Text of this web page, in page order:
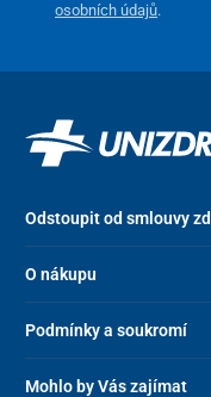
osobních údajů.
Odstoupit od smlouvy
O nákupu
Podmínky a soukromí
Mohlo by Vás zajímat